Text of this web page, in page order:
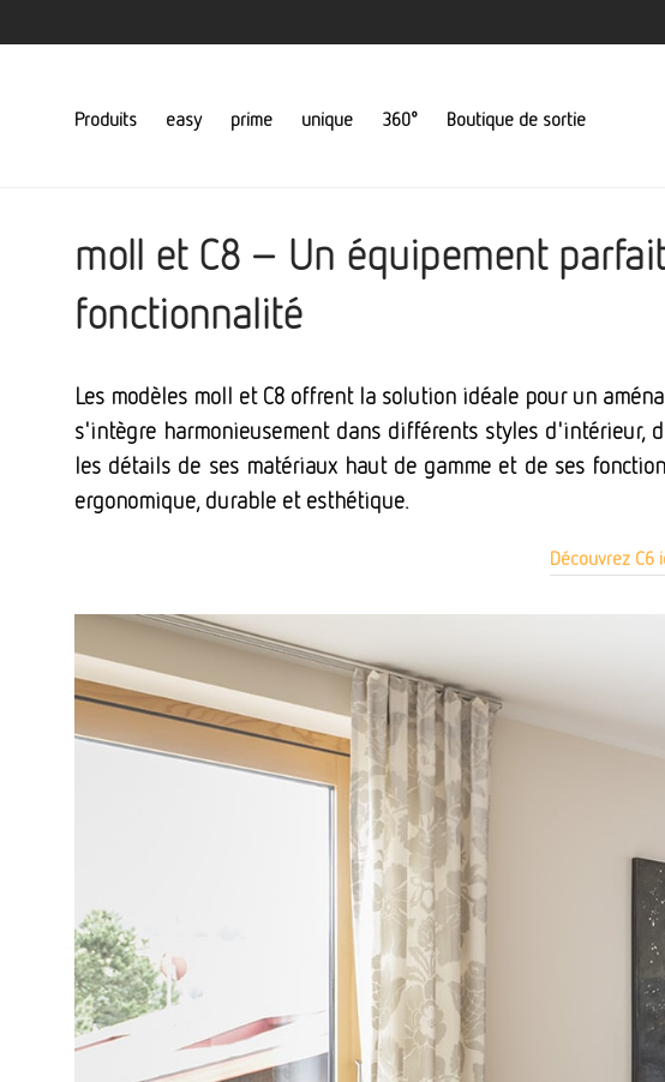
Produits easy prime unique 360° Boutique de sortie
moll et C8 – Un équipement
fonctionnalité
Les modèles moll et C8 offrent la solution idéale pour un
s'intègre harmonieusement dans différents styles d'intérieur,
les détails de ses matériaux haut de gamme et de ses
ergonomique, durable et esthétique.
Découvrez C6